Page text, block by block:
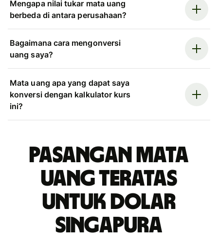
Mengapa nilai tukar mata uang
berbeda di antara perusahaan?
Bagaimana cara mengonversi
uang saya?
Mata uang apa yang dapat saya
konversi dengan kalkulator kurs
ini?
Pasangan mata
uang teratas
untuk dolar
Singapura